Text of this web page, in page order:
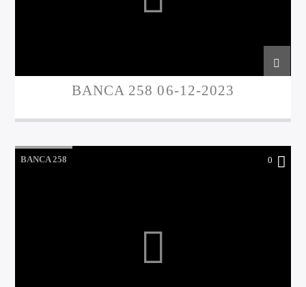
BANCA 258 06-12-2023
BANCA 258 0